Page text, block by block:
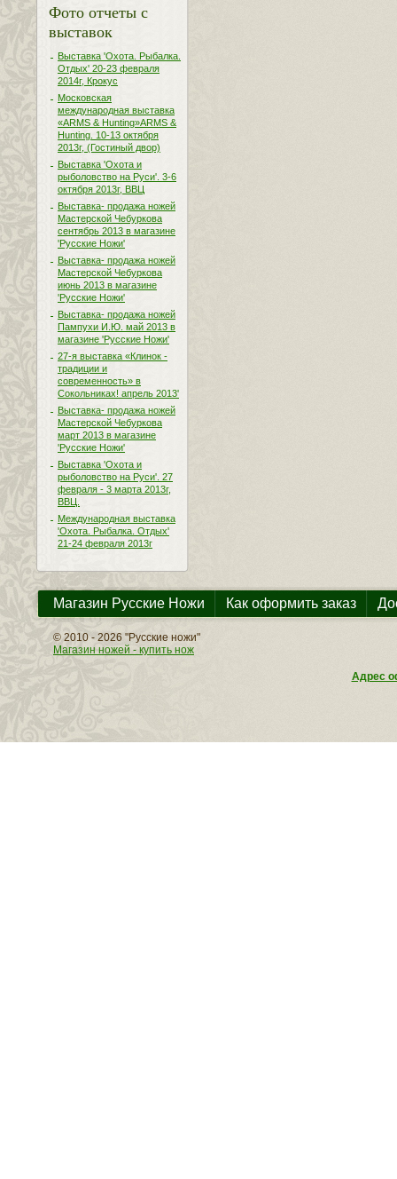
Фото отчеты с
выставок
Выставка 'Охота. Рыбалка.
Отдых' 20-23 февраля
2014г, Крокус
Московская
международная выставка
«ARMS & Hunting»ARMS &
Hunting. 10-13 октября
2013г, (Гостиный двор)
Выставка 'Охота и
рыболовство на Руси'. 3-6
октября 2013г, ВВЦ
Выставка- продажа ножей
Мастерской Чебуркова
сентябрь 2013 в магазине
'Русские Ножи'
Выставка- продажа ножей
Мастерской Чебуркова
июнь 2013 в магазине
'Русские Ножи'
Выставка- продажа ножей
Пампухи И.Ю. май 2013 в
магазине 'Русские Ножи'
27-я выставка «Клинок -
традиции и
современность» в
Сокольниках! апрель 2013'
Выставка- продажа ножей
Мастерской Чебуркова
март 2013 в магазине
'Русские Ножи'
Выставка 'Охота и
рыболовство на Руси'. 27
февраля - 3 марта 2013г,
ВВЦ.
Международная выставка
'Охота. Рыбалка. Отдых'
21-24 февраля 2013г
Магазин Русские Ножи Как оформить заказ
© 2010 - 2026 "Русские ножи"
Магазин ножей - купить нож
Адрес